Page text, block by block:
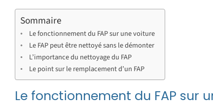
Sommaire
Le fonctionnement du FAP sur une voiture
Le FAP peut être nettoyé sans le démonter
L’importance du nettoyage du FAP
Le point sur le remplacement d’un FAP
Le fonctionnement du FAP sur